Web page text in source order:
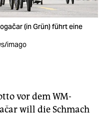
(in Grün) führt eine
imago
vor dem WM-
will die Schmach